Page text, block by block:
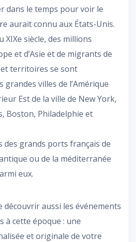
dans le temps pour voir le
aurait connu aux États-Unis.
siècle, des millions
et d’Asie et de migrants de
territoires se sont
grandes villes de l’Amérique
Est de la ville de New York,
Boston, Philadelphie et
des grands ports français de
ou de la méditerranée
eux.
aussi les événements
à cette époque : une
et originale de votre